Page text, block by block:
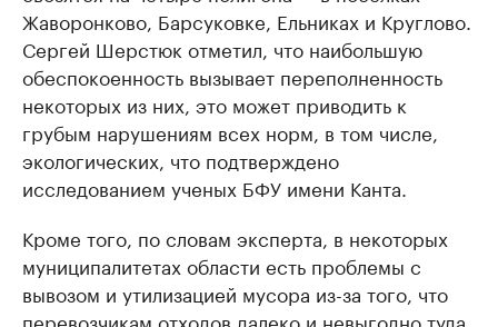
Жаворонково, Барсуковке, Ельниках и Круглово.
Сергей Шерстюк отметил, что наибольшую
обеспокоенность вызывает переполненность
некоторых из них, это может приводить к
грубым нарушениям всех норм, в том числе,
экологических, что подтверждено
исследованием ученых БФУ имени Канта.
Кроме того, по словам эксперта, в некоторых
муниципалитетах области есть проблемы с
вывозом и утилизацией мусора из-за того, что
перевозчикам отходов далеко и невыгодно туда